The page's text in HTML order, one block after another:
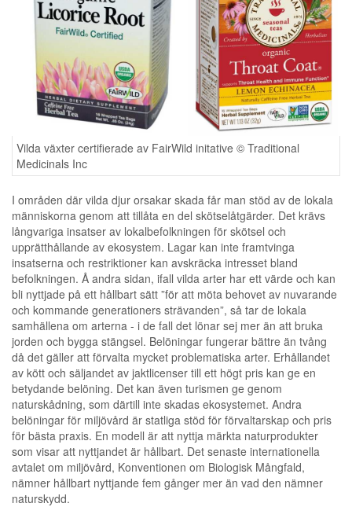
Vilda växter certifierade av FairWild initative © Traditional
Medicinals Inc
I områden där vilda djur orsakar skada får man stöd av de lokala
människorna genom att tillåta en del skötselåtgärder. Det krävs
långvariga insatser av lokalbefolkningen för skötsel och
upprätthållande av ekosystem. Lagar kan inte framtvinga
insatserna och restriktioner kan avskräcka intresset bland
befolkningen. Å andra sidan, ifall vilda arter har ett värde och kan
bli nyttjade på ett hållbart sätt ”för att möta behovet av nuvarande
och kommande generationers strävanden”, så tar de lokala
samhällena om arterna - i de fall det lönar sej mer än att bruka
jorden och bygga stängsel. Belöningar fungerar bättre än tvång
då det gäller att förvalta mycket problematiska arter. Erhållandet
av kött och säljandet av jaktlicenser till ett högt pris kan ge en
betydande belöning. Det kan även turismen ge genom
naturskådning, som därtill inte skadas ekosystemet. Andra
belöningar för miljövård är statliga stöd för förvaltarskap och pris
för bästa praxis. En modell är att nyttja märkta naturprodukter
som visar att nyttjandet är hållbart. Det senaste internationella
avtalet om miljövård, Konventionen om Biologisk Mångfald,
nämner hållbart nyttjande fem gånger mer än vad den nämner
naturskydd.